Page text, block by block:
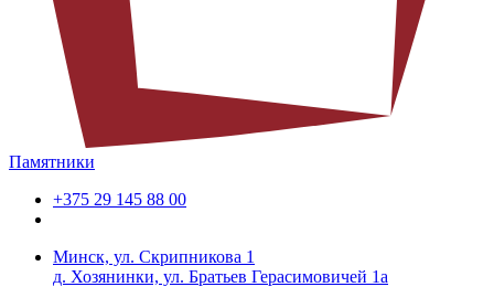
Памятники
+375 29 145 88 00
Минск, ул. Скрипникова 1
д. Хозянинки, ул. Братьев Герасимовичей 1а